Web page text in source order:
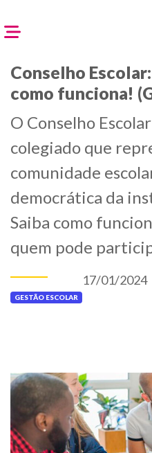
Conselho
como funciona!
O Conselho
colegiado que
comunidade
democrática da
Saiba como
quem pode
GESTÃO ESCOLAR
17/01/2024